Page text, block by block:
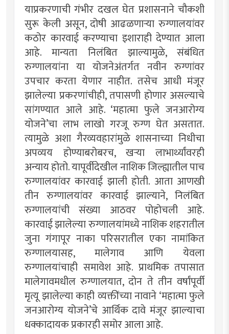
याप्रकरणाची गंभीर दखल घेत प्रशासनाने चौकशी
सुरू केली असून, दोषी आढळणाऱ्या रुग्णालयांवर
कठोर कारवाई करण्याचा इशाराही देण्यात आला
आहे. मान्यता निलंबित झाल्यामुळे, संबंधित
रुग्णालयांना या योजनेअंतर्गत नवीन रुग्णांवर
उपचार करता येणार नाहीत. तसेच आधी मंजूर
झालेल्या प्रकरणांचीही, तपासणी होणार असल्याचे
सांगण्यात आले आहे. ‌‘महात्मा फुले जनआरोग्य
योजने‌’चा लाभ लाखो गरजू रुग्ण घेत असतात.
त्यामुळे अशा गैरव्यवहारांमुळे शासनाच्या निधीचा
अपव्यय होण्याबरोबरच, खऱ्या लाभार्थ्यांवरही
अन्याय होतो. यापूर्वीदेखील नाशिक जिल्ह्यातील पाच
रुग्णालयांवर कारवाई झाली होती. आता आणखी
तीन रुग्णालयांवर कारवाई झाल्याने, निलंबित
रुग्णालयांची संख्या आठवर पोहोचली आहे.
कारवाई झालेल्या रुग्णालयांमध्ये नाशिक शहरातील
जुना गंगापूर नाका परिसरातील एका नामांकित
रुग्णालयासह, मालेगाव आणि येवला
रुग्णालयांचाही समावेश आहे. प्राथमिक तपासात
मालेगावमधील रुग्णालयात, दोन ते तीन वर्षांपूर्वी
मृत्यू झालेल्या काही व्यक्तींच्या नावाने ‌‘महात्मा फुले
जनआरोग्य योजने‌’चे आर्थिक दावे मंजूर झाल्याचा
धक्कादायक प्रकारही समोर आला आहे.